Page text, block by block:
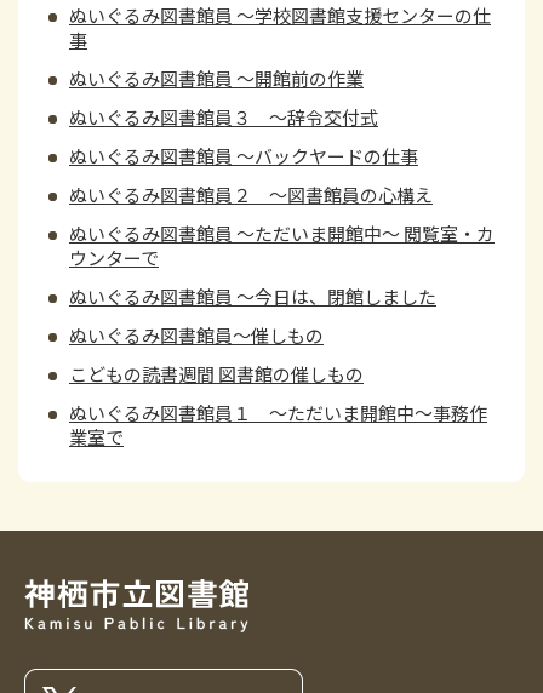
ぬいぐるみ図書館員 ～学校図書館支援センターの仕
事
ぬいぐるみ図書館員 ～開館前の作業
ぬいぐるみ図書館員３ ～辞令交付式
ぬいぐるみ図書館員 ～バックヤードの仕事
ぬいぐるみ図書館員２ ～図書館員の心構え
ぬいぐるみ図書館員 ～ただいま開館中～ 閲覧室・カ
ウンターで
ぬいぐるみ図書館員 ～今日は、閉館しました
ぬいぐるみ図書館員～催しもの
こどもの読書週間 図書館の催しもの
ぬいぐるみ図書館員１ ～ただいま開館中～事務作
業室で